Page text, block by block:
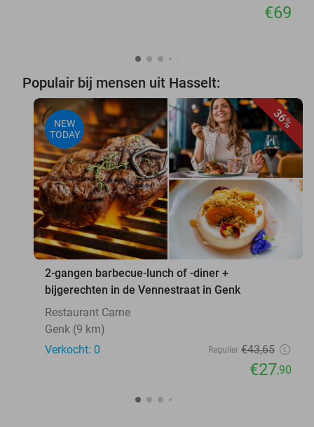
€69
Populair bij mensen uit Hasselt:
36%
NEW
TODAY
favorite_border
2-gangen barbecue-lunch of -diner +
bijgerechten in de Vennestraat in Genk
Restaurant Carne
Genk (9 km)
Verkocht: 0
Regulier €43,65
€27,90